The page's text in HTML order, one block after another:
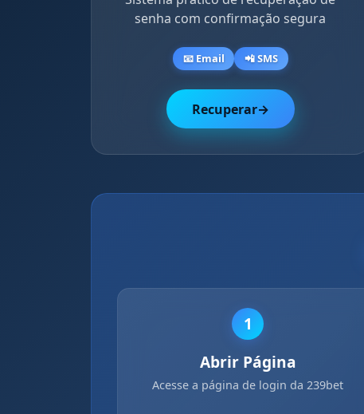
senha com confirmação segura
📧 Email 📲 SMS
Recuperar→
1
Abrir Página
Acesse a página de login da 239bet